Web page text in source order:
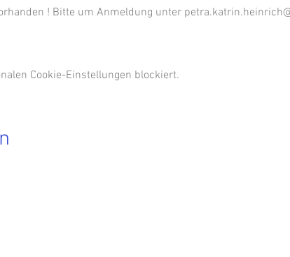
! Bitte um Anmeldung unter
Cookie-Einstellungen blockiert.